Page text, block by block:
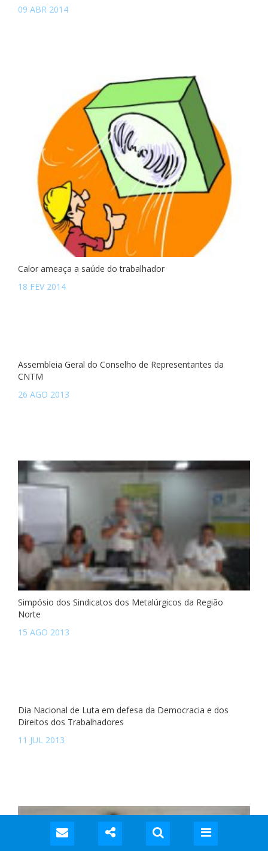
09 ABR 2014
Calor ameaça a saúde do trabalhador
18 FEV 2014
Assembleia Geral do Conselho de Representantes da
CNTM
26 AGO 2013
Simpósio dos Sindicatos dos Metalúrgicos da Região
Norte
15 AGO 2013
Dia Nacional de Luta em defesa da Democracia e dos
Direitos dos Trabalhadores
11 JUL 2013